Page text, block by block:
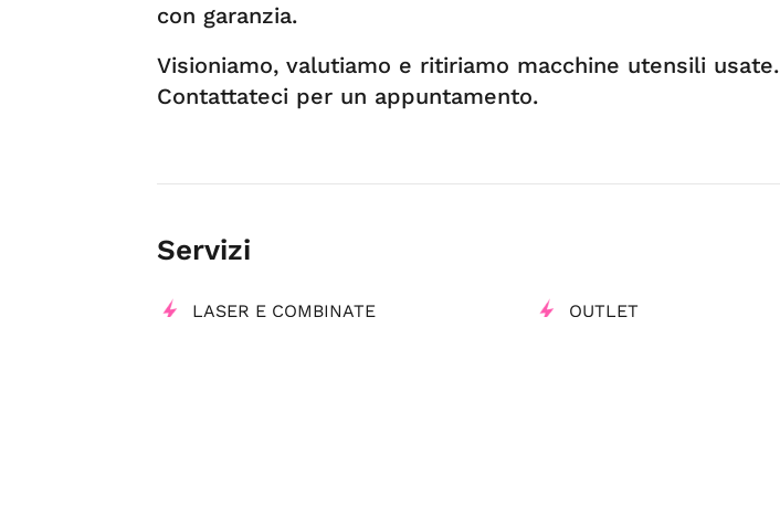
con garanzia.
Visioniamo, valutiamo e ritiriamo macchine utensili usate.
Contattateci per un appuntamento.
Servizi
LASER E COMBINATE OUTLET